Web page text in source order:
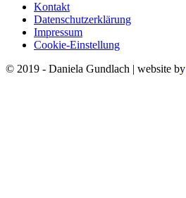
Kontakt
Datenschutzerklärung
Impressum
Cookie-Einstellung
© 2019 - Daniela Gundlach | website by